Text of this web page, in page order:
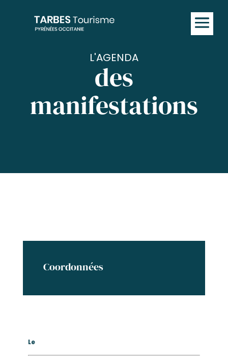
L'AGENDA
des
manifestations
Coordonnées
Le